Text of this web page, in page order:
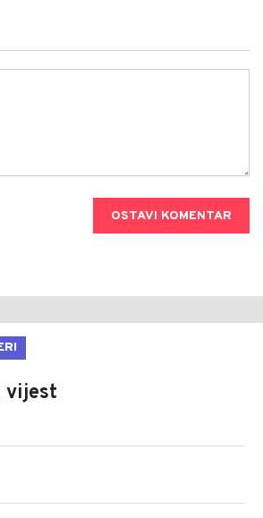
OSTAVI KOMENTAR
vijest